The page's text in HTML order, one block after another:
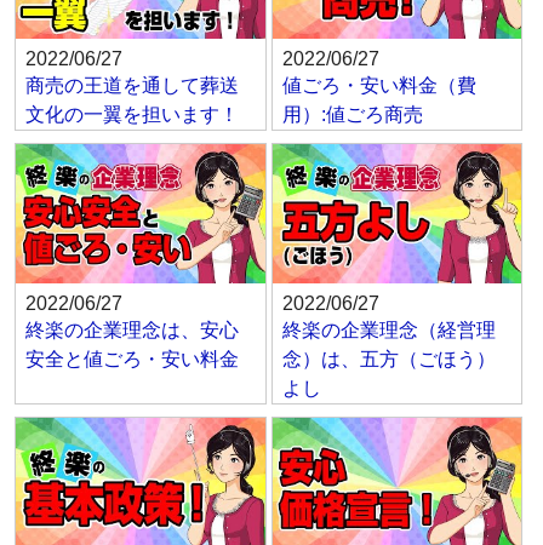
2022/06/27
商売の王道を通して葬送
文化の一翼を担います！
2022/06/27
値ごろ・安い料金（費
用）:値ごろ商売
2022/06/27
終楽の企業理念は、安心
安全と値ごろ・安い料金
2022/06/27
終楽の企業理念（経営理
念）は、五方（ごほう）
よし